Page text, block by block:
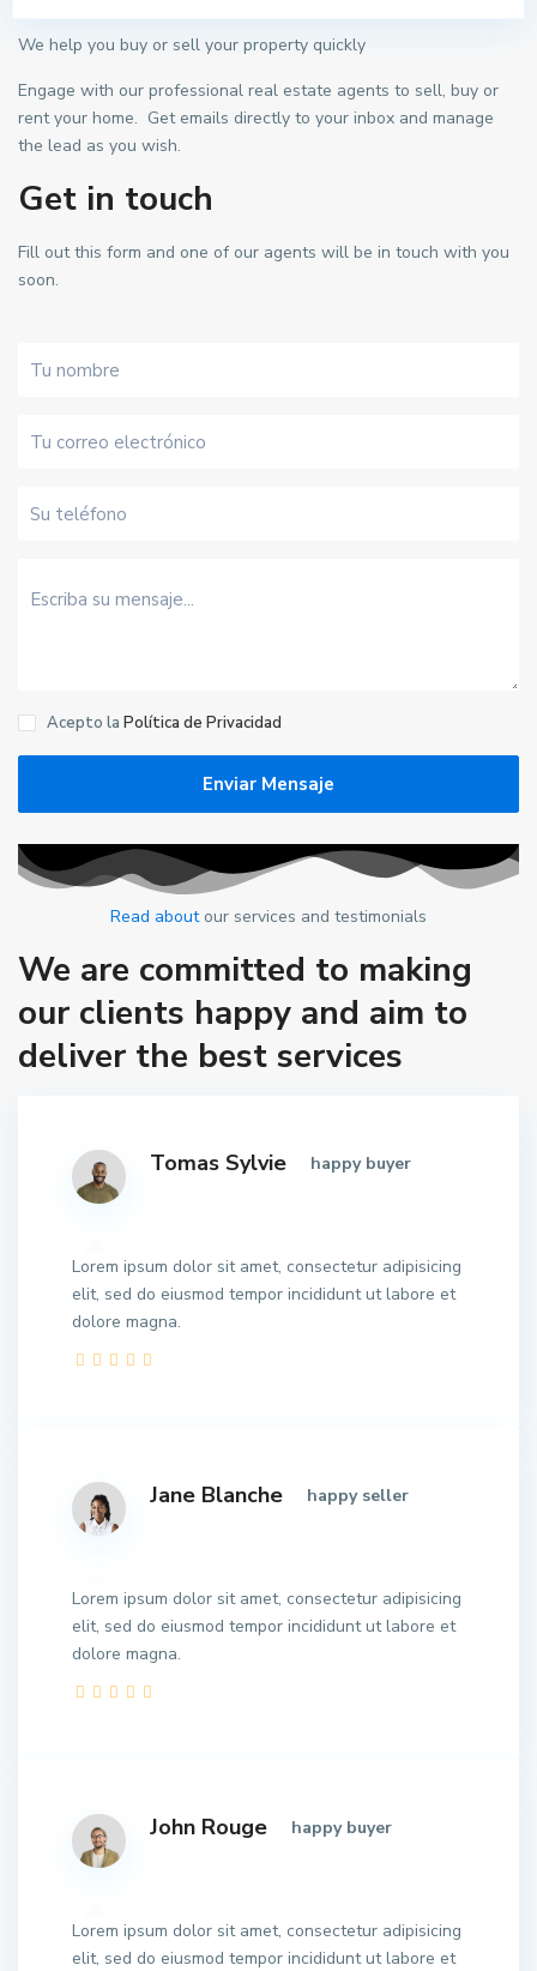
We help you buy or sell your property quickly
Engage with our professional real estate agents to sell, buy or
rent your home. Get emails directly to your inbox and manage
the lead as you wish.
Get in touch
Fill out this form and one of our agents will be in touch with you
soon.
Acepto la Política de Privacidad
Enviar Mensaje
Read aboutour services and testimonials
We are committed to making
our clients happy and aim to
deliver the best services
Tomas Sylvie happy buyer
Lorem ipsum dolor sit amet, consectetur adipisicing
elit, sed do eiusmod tempor incididunt ut labore et
dolore magna.
Jane Blanche happy seller
Lorem ipsum dolor sit amet, consectetur adipisicing
elit, sed do eiusmod tempor incididunt ut labore et
dolore magna.
John Rouge happy buyer
Lorem ipsum dolor sit amet, consectetur adipisicing
elit, sed do eiusmod tempor incididunt ut labore et